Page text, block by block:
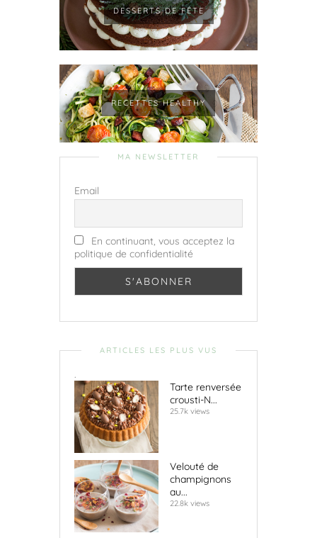
DESSERTS DE FÊTE
RECETTES HEALTHY
MA NEWSLETTER
Email
En continuant, vous acceptez la
politique de confidentialité
ARTICLES LES PLUS VUS
.
Tarte renversée
crousti-N...
25.7k views
Velouté de
champignons
au...
22.8k views